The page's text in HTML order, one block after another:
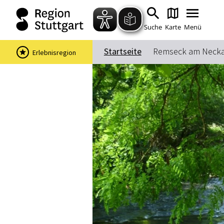
Suche Karte Menü
Startseite Remseck am
Erlebnisregion